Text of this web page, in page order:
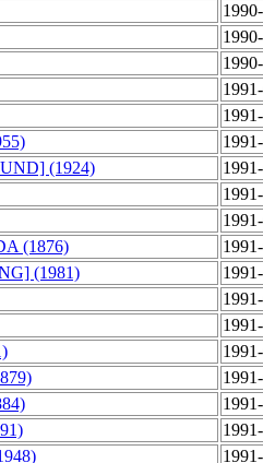
(1924)
(1876)
(1981)